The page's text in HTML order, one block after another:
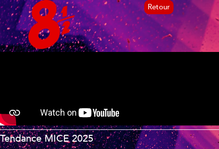
Retour
Tendance MICE 2025